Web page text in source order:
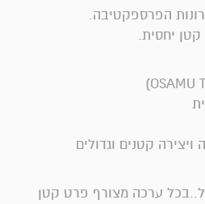
הפרספקטיבה.
יחסית.
קטנים וגדולים
ערכה מצורף פרט קטן